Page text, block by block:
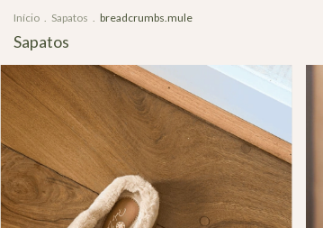
Início . Sapatos . breadcrumbs.mule
Sapatos